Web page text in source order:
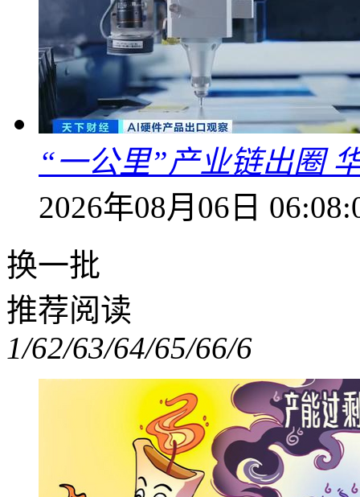
“一公里”产业链出圈
2026年08月06日
换一批
推荐阅读
1/62/63/64/65/66/6